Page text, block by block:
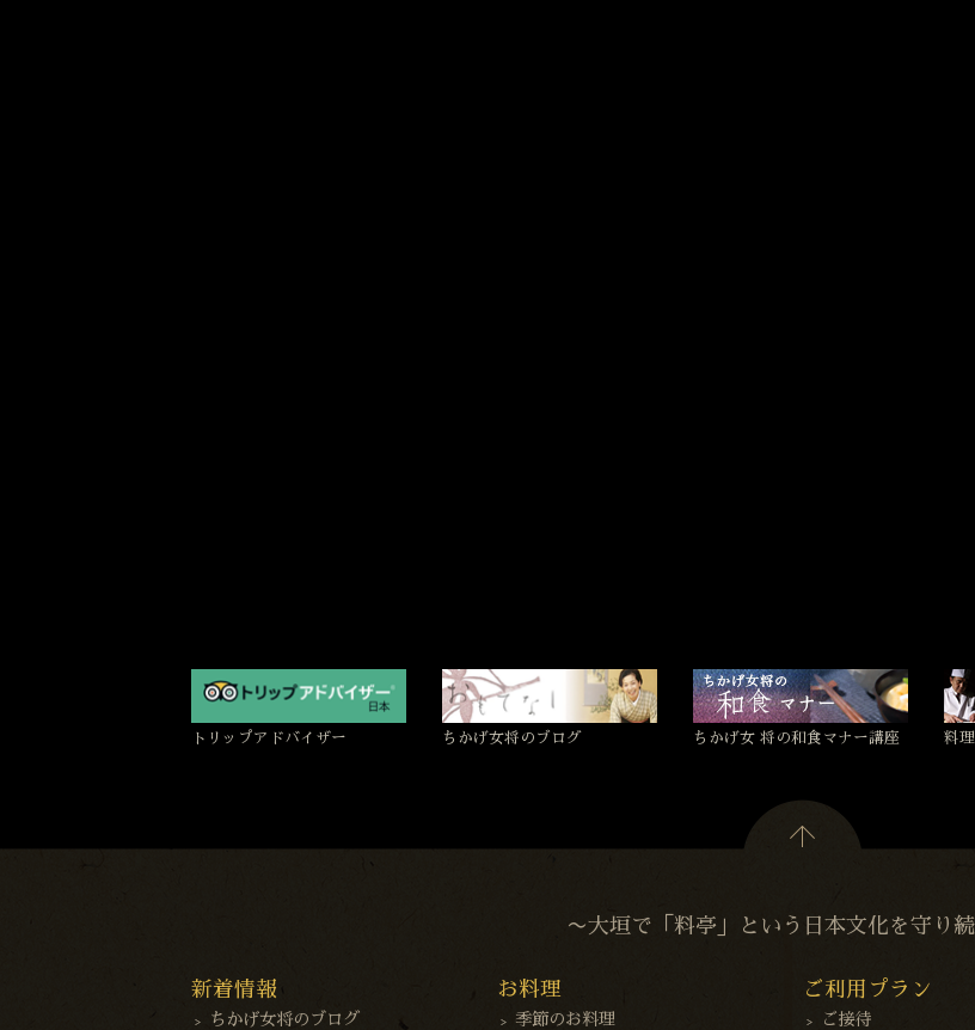
トリップアドバイザー ちかげ女将のブログ ちかげ女 将の和食マナー講座 料
〜大垣で「料亭」という日本文化を守り
新着情報
ちかげ女将のブログ
お料理
季節のお料理
ご利用プラン
ご接待